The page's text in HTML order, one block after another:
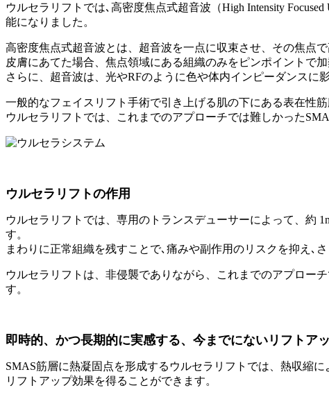
ウルセラリフトでは､高密度焦点式超音波（High Intensity
能になりました。
高密度焦点式超音波とは、超音波を一点に収束させ、その焦点
皮膚にあてた場合、焦点領域にある組織のみをピンポイントで
さらに、超音波は、光やRFのように色や体内インピーダンスに
一般的なフェイスリフト手術で引き上げる肌の下にある表在性
ウルセラリフトでは、これまでのアプローチでは難しかった
ウルセラリフトの作用
ウルセラリフトでは、専用のトランスデューサーによって、約
す。
まわりに正常組織を残すことで､痛みや副作用のリスクを抑え､
ウルセラリフトは、非侵襲でありながら、これまでのアプロー
す。
即時的、かつ長期的に実感する、今までにないリフトア
SMAS筋層に熱凝固点を形成するウルセラリフトでは、熱収縮
リフトアップ効果を得ることができます。